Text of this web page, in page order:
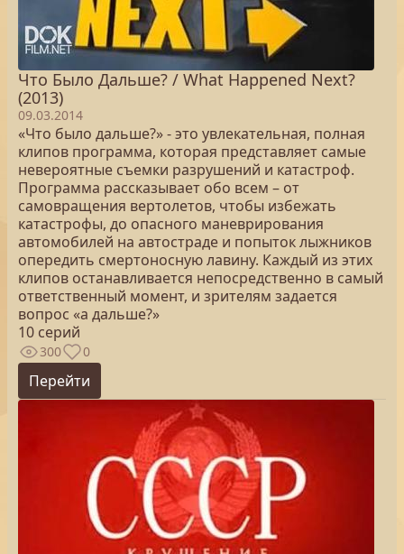
Что Было Дальше? / What Happened Next?
(2013)
09.03.2014
«Что было дальше?» - это увлекательная, полная
клипов программа, которая представляет самые
невероятные съемки разрушений и катастроф.
Программа рассказывает обо всем – от
самовращения вертолетов, чтобы избежать
катастрофы, до опасного маневрирования
автомобилей на автостраде и попыток лыжников
опередить смертоносную лавину. Каждый из этих
клипов останавливается непосредственно в самый
ответственный момент, и зрителям задается
вопрос «а дальше?»
10 серий
300 0
Перейти